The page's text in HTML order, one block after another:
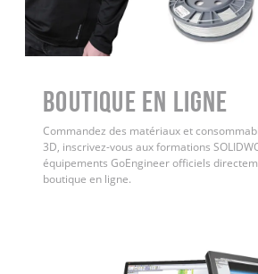
Boutique en ligne
Commandez des matériaux et
3D, inscrivez-vous aux formations
équipements GoEngineer officiels
boutique en ligne.